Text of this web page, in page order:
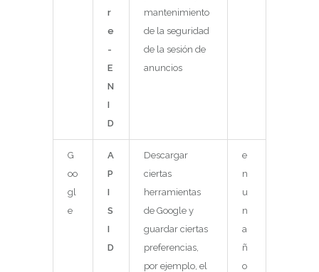
r
e
-
E
N
I
D
mantenimiento
de la seguridad
de la sesión de
anuncios
G
oo
gl
e
A
P
I
S
I
D
Descargar
ciertas
herramientas
de Google y
guardar ciertas
preferencias,
por ejemplo, el
e
n
u
n
a
ñ
o